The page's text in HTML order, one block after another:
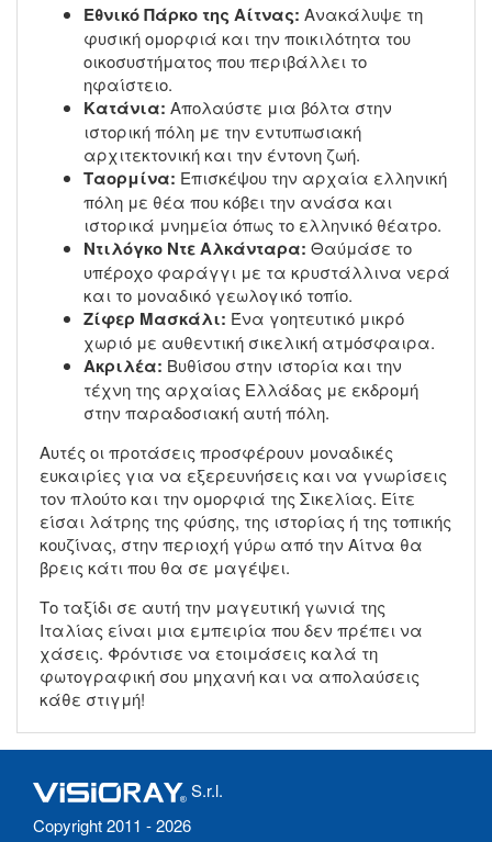
Εθνικό Πάρκο της Αίτνας: Ανακάλυψε τη
φυσική ομορφιά και την ποικιλότητα του
οικοσυστήματος που περιβάλλει το
ηφαίστειο.
Κατάνια: Απολαύστε μια βόλτα στην
ιστορική πόλη με την εντυπωσιακή
αρχιτεκτονική και την έντονη ζωή.
Ταορμίνα: Επισκέψου την αρχαία ελληνική
πόλη με θέα που κόβει την ανάσα και
ιστορικά μνημεία όπως το ελληνικό θέατρο.
Ντιλόγκο Ντε Αλκάνταρα: Θαύμάσε το
υπέροχο φαράγγι με τα κρυστάλλινα νερά
και το μοναδικό γεωλογικό τοπίο.
Ζίφερ Μασκάλι: Ένα γοητευτικό μικρό
χωριό με αυθεντική σικελική ατμόσφαιρα.
Ακριλέα: Βυθίσου στην ιστορία και την
τέχνη της αρχαίας Ελλάδας με εκδρομή
στην παραδοσιακή αυτή πόλη.
Αυτές οι προτάσεις προσφέρουν μοναδικές
ευκαιρίες για να εξερευνήσεις και να γνωρίσεις
τον πλούτο και την ομορφιά της Σικελίας. Είτε
είσαι λάτρης της φύσης, της ιστορίας ή της τοπικής
κουζίνας, στην περιοχή γύρω από την Αίτνα θα
βρεις κάτι που θα σε μαγέψει.
Το ταξίδι σε αυτή την μαγευτική γωνιά της
Ιταλίας είναι μια εμπειρία που δεν πρέπει να
χάσεις. Φρόντισε να ετοιμάσεις καλά τη
φωτογραφική σου μηχανή και να απολαύσεις
κάθε στιγμή!
S.r.l.
Copyright 2011 - 2026